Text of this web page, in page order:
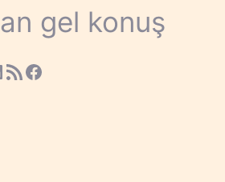
gel konuş
RSS FeedFacebook